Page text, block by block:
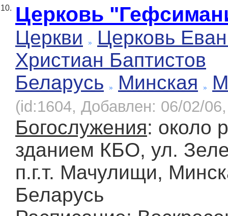
10. Церковь
Церкви
Церковь
Христиан Баптистов
Беларусь
Минская
(id:1604, Добавлен: 06/02/
Богослужения: около
зданием КБО, ул.
п.г.т. Мачулищи,
Беларусь